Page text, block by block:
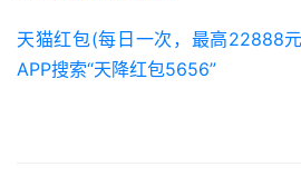
天猫红包(每日一次，最高22888
APP搜索“天降红包5656”